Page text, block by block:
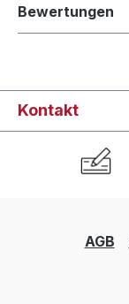
Bewertungen
Kontakt
AGB